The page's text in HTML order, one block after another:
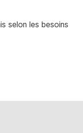
selon les besoins